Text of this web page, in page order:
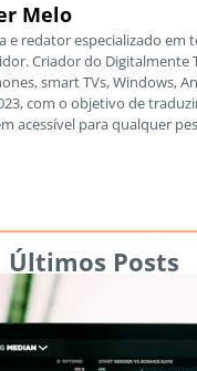
Melo
e redator especializado em
Criador do Digitalmente
smart TVs, Windows,
com o objetivo de
acessível para qualquer
Últimos Posts